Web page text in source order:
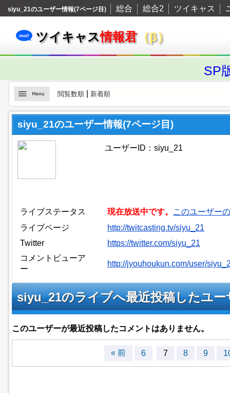
siyu_21のユーザー情報(7ページ目) 総合 総合2 ツイキャス
ツイキャス情報君（β）
SP
閲覧数順| 新着順
siyu_21のユーザー情報(7ページ目)
ユーザーID：siyu_21
ライブステータス 現在放送中です。
このユーザー
ライブページ
http://twitcasting.tv/siyu_21
Twitter
https://twitter.com/siyu_21
コメントビューア
ー
http://jyouhoukun.com/user/
siyu_21のライブへ最近投稿したユ
このユーザーが最近投稿したコメントはありません。
« 前 6 7 8 9